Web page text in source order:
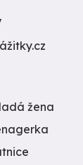
žena